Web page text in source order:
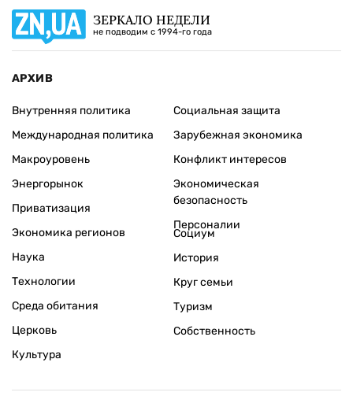
ЗЕРКАЛО НЕДЕЛИ
не подводим с 1994-го года
АРХИВ
Внутренняя политика
Международная политика
Макроуровень
Энергорынок
Приватизация
Экономика регионов
Социальная защита
Зарубежная экономика
Конфликт интересов
Экономическая
безопасность
Персоналии
Наука
Технологии
Среда обитания
Церковь
Культура
Социум
История
Круг семьи
Туризм
Собственность